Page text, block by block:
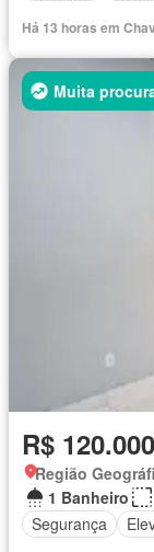
Há 13 horas em
Muita
R$ 120.000
Região
1 Banheiro
Segurança